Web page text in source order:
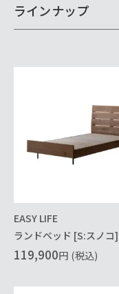
ラインナップ
EASY LIFE
ランドベッド [S:スノコ]
119,900円 (税込)